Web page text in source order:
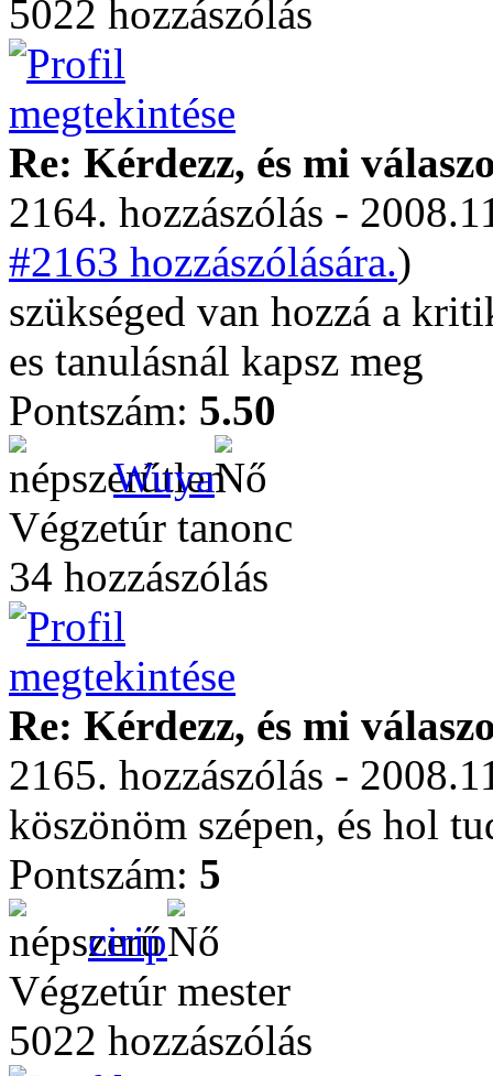
5022 hozzászólás
Re: Kérdezz, és mi
2164. hozzászólás -
#2163 hozzászólására.)
szükséged van hozzá a
es tanulásnál kapsz meg
Pontszám: 5.50
Wuya
Végzetúr tanonc
34 hozzászólás
Re: Kérdezz, és mi
2165. hozzászólás -
köszönöm szépen, és hol
Pontszám: 5
cirip
Végzetúr mester
5022 hozzászólás